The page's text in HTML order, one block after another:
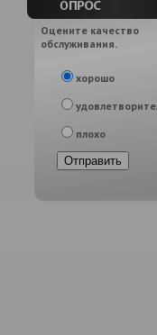
Оцените качество
обслуживания.
хорошо
плохо